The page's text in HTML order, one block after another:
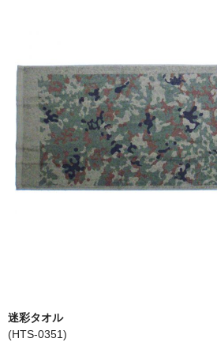
ウェア類
バッグ類
装具類
カートを見る
迷彩タオル
(HTS-0351)